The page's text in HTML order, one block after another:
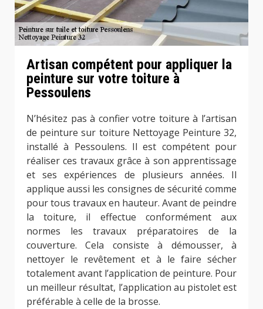
Artisan compétent pour appliquer la
peinture sur votre toiture à
Pessoulens
N’hésitez pas à confier votre toiture à l’artisan
de peinture sur toiture Nettoyage Peinture 32,
installé à Pessoulens. Il est compétent pour
réaliser ces travaux grâce à son apprentissage
et ses expériences de plusieurs années. Il
applique aussi les consignes de sécurité comme
pour tous travaux en hauteur. Avant de peindre
la toiture, il effectue conformément aux
normes les travaux préparatoires de la
couverture. Cela consiste à démousser, à
nettoyer le revêtement et à le faire sécher
totalement avant l’application de peinture. Pour
un meilleur résultat, l’application au pistolet est
préférable à celle de la brosse.